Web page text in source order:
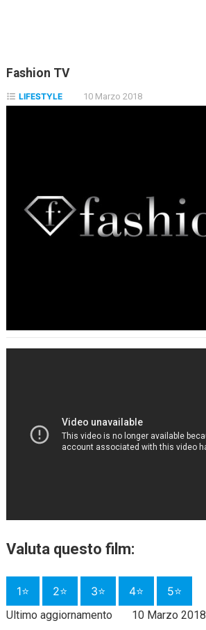
Fashion TV
LIFESTYLE 10 Marzo 2018
Valuta questo film:
1⭐ 2⭐ 3⭐ 4⭐ 5⭐
Ultimo aggiornamento 10 Marzo 2018